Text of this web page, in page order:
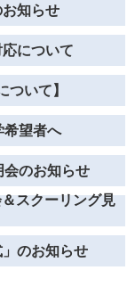
知らせ
応について
ついて】
希望者へ
会のお知らせ
スクーリング見
のお知らせ